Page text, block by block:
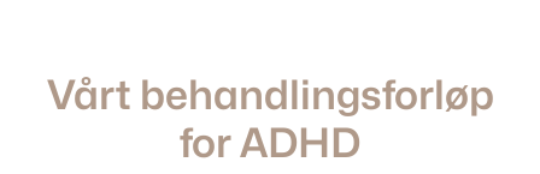
Vårt behandlingsforløp
for ADHD